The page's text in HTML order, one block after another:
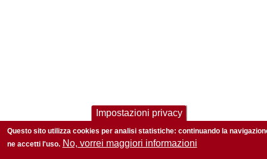
Impostazioni privacy
Questo sito utilizza cookies per analisi statistiche: continuando la
ne accetti l'uso. No, vorrei maggiori informazioni